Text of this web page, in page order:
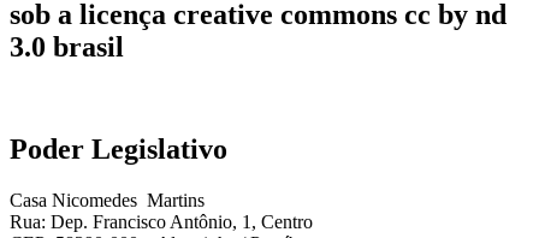
sob a licença creative commons cc by nd
3.0 brasil
Poder Legislativo
Casa Nicomedes Martins
Rua: Dep. Francisco Antônio, 1, Centro